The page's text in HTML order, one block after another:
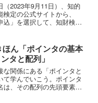
（2023年9月11日）、知的
定の公式サイトから、
込」を選択して、知財検定3
的財産管理技能検定（知財
特許...
ん「ポインタの基本
タと配列」
な関係にある「ポインタと
て学んでいこう。ポインタ
は、その配列の先頭要素へ